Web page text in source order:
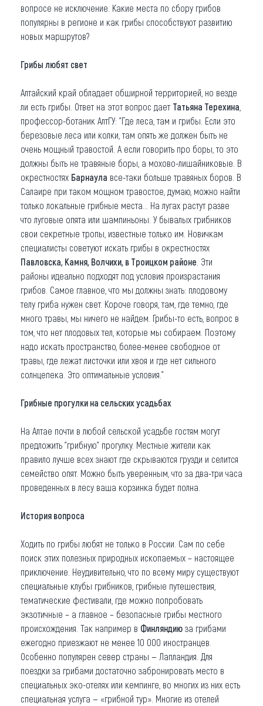
вопросе не исключение. Какие места по сбору грибов
популярны в регионе и как грибы способствуют развитию
новых маршрутов?
Грибы любят свет
Алтайский край обладает обширной территорией, но везде
ли есть грибы. Ответ на этот вопрос дает Татьяна Терехина
профессор-ботаник АлтГУ: "Где леса, там и грибы. Если это
березовые леса или колки, там опять же должен быть не
очень мощный травостой. А если говорить про боры, то это
должны быть не травяные боры, а мохово-лишайниковые. В
окрестностях Барнаула все-таки больше травяных боров. В
Салаире при таком мощном травостое, думаю, можно найти
только локальные грибные места... На лугах растут разве
что луговые опята или шампиньоны. У бывалых грибников
свои секретные тропы, известные только им. Новичкам
специалисты советуют искать грибы в окрестностях
Павловска, Камня, Волчихи, в Троицком районе . Эти
районы идеально подходят под условия произрастания
грибов. Самое главное, что мы должны знать: плодовому
телу гриба нужен свет. Короче говоря, там, где темно, где
много травы, мы ничего не найдем. Грибы-то есть, вопрос в
том, что нет плодовых тел, которые мы собираем. Поэтому
надо искать пространство, более-менее свободное от
травы, где лежат листочки или хвоя и где нет сильного
солнцепека. Это оптимальные условия."
Грибные прогулки на сельских усадьбах
На Алтае почти в любой сельской усадьбе гостям могут
предложить "грибную" прогулку. Местные жители как
правило лучше всех знают где скрываются грузди и селится
семейство опят. Можно быть уверенным, что за два-три часа
проведенных в лесу ваша корзинка будет полна.
История вопроса
Ходить по грибы любят не только в России. Сам по себе
поиск этих полезных природных ископаемых – настоящее
приключение. Неудивительно, что по всему миру существуют
специальные клубы грибников, грибные путешествия,
тематические фестивали, где можно попробовать
экзотичные – а главное – безопасные грибы местного
происхождения. Так например в Финляндию за грибами
ежегодно приезжают не менее 10 000 иностранцев.
Особенно популярен север страны — Лапландия. Для
поездки за грибами достаточно забронировать место в
специальных эко-отелях или кемпинге, во многих из них есть
специальная услуга — «грибной тур». Многие из отелей